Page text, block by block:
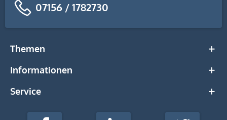
07156 / 1782730
Themen
Informationen
Service
stempel-